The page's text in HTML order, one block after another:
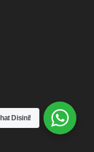
Disini!